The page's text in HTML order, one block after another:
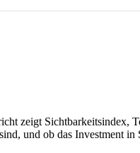
zeigt Sichtbarkeitsindex,
und ob das Investment